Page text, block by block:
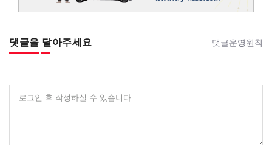
댓글을 달아주세요 댓글운영원칙
로그인 후 작성하실 수 있습니다